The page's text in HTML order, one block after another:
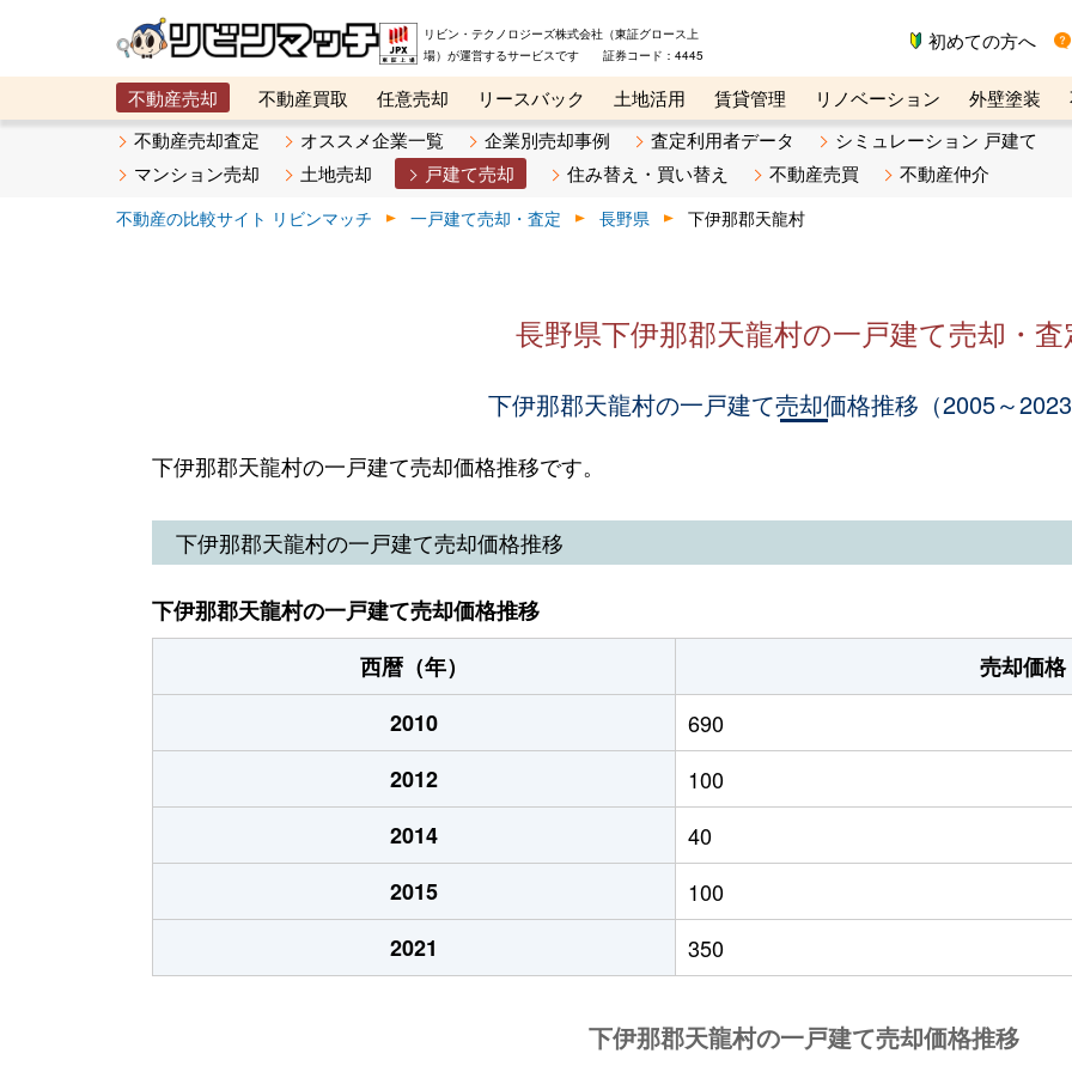
リビン・テクノロジーズ株式会社（東証グロース上
場）が運営するサービスです 証券コード：4445
初めての方へ
不動産売却 不動産買取 任意売却 リースバック 土地活用 賃貸管理 リノベーション 外壁塗装
メタ住宅展示場
ベスト不動産カンパニー オンライン講座 リビンマガジンBiz 不動産売却ご相談デスク
不動産売却査定 オススメ企業一覧 企業別売却事例 査定利用者データ
シミュレーション 戸建て
マンション売却
土地売却 戸建て売却 住み替え・買い替え 不動産売買 不動産仲介
不動産の比較サイト リビンマッチ 一戸建て売却・査定 長野県 下伊那郡天龍村
長野県下伊那郡天龍村の一戸建て売却・査
下伊那郡天龍村の一戸建て売却価格推移（2005～
下伊那郡天龍村の一戸建て売却価格推移です。
下伊那郡天龍村の一戸建て売却価格推移
下伊那郡天龍村の一戸建て売却価格推移
西暦（年）
売却価
2010
690
2012
100
2014
40
2015
100
2021
350